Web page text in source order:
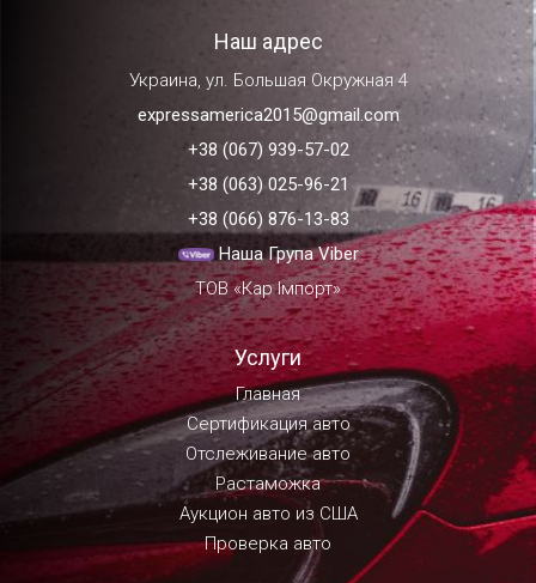
Наш адрес
Украина, ул. Большая Окружная 4
expressamerica2015@gmail.com
+38 (067) 939-57-02
+38 (063) 025-96-21
+38 (066) 876-13-83
Наша Група Viber
ТОВ «Кар Імпорт»
Услуги
Главная
Сертификация авто
Отслеживание авто
Растаможка
Аукцион авто из США
Проверка авто